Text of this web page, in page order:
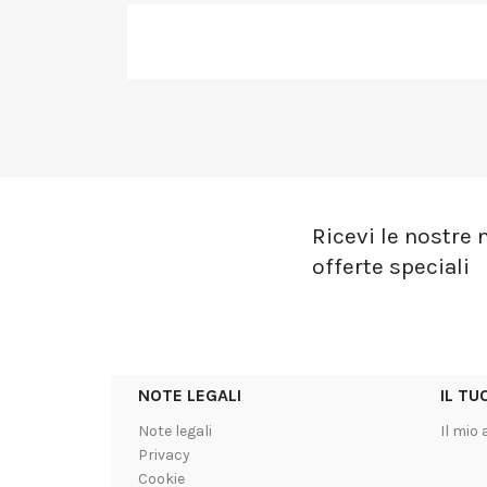
Ricevi le nostre
offerte speciali
NOTE LEGALI
Note legali
Privacy
Cookie
IL
Il mio